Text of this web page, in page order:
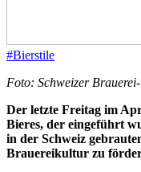
#Bierstile
Foto: Schweizer
Der letzte Freitag im
Bieres, der eingeführt
in der Schweiz
Brauereikultur zu